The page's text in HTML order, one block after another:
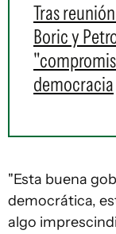
Tras
Boric y
democracia
"Esta buena
democrática,
algo